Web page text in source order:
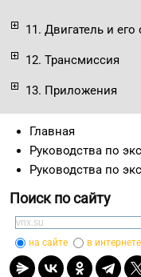
11. Двигатель и
12. Трансмиссия
13. Приложения
Главная
Руководства по
Руководства по
Поиск по сайту
на сайте в интернете